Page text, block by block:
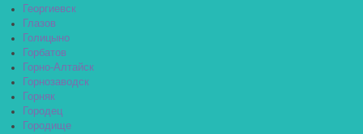
Георгиевск
Глазов
Голицыно
Горбатов
Горно-Алтайск
Горнозаводск
Горняк
Городец
Городище